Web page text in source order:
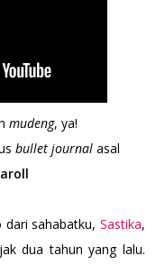
mudeng, ya!
bullet journal asal
sahabatku, Sastika,
dua tahun yang lalu.